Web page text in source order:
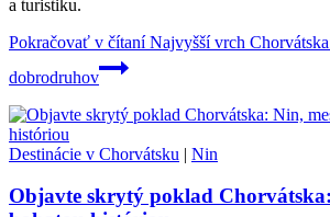
a turistiku.
Pokračovať v čítaníNajvyšší vrch
dobrodruhov
Destinácie v Chorvátsku | Nin
Objavte skrytý poklad